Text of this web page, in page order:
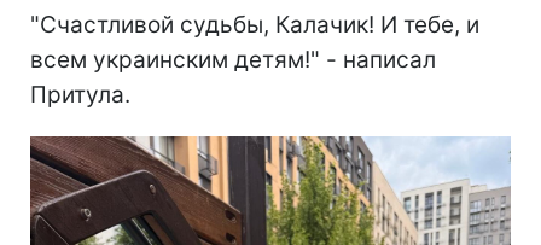
"Счастливой судьбы, Калачик! И тебе, и
всем украинским детям!" - написал
Притула.